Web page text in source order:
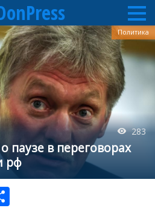
283
паузе в переговорах
рф
Политика